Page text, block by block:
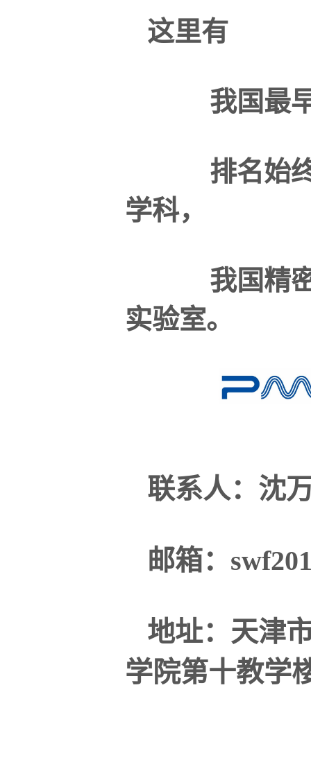
这里有
我国最早
排名始终
学科，
我国精密
实验室。
联系人：沈
邮箱：
地址：天津
学院第十教学